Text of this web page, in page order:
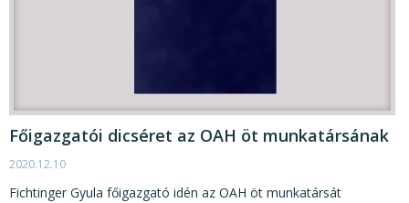
Főigazgatói dicséret az OAH öt munkatársának
2020.12.10
Fichtinger Gyula főigazgató idén az OAH öt munkatársát